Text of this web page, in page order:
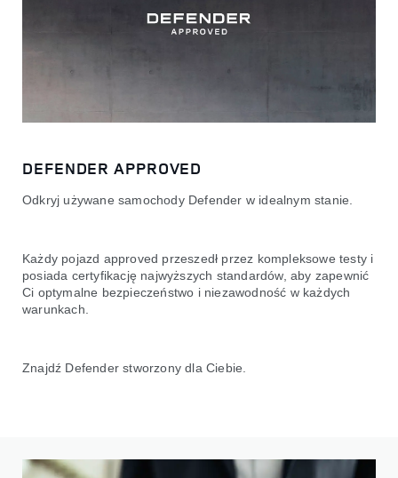
DEFENDER APPROVED
Odkryj używane samochody Defender w idealnym stanie.
Każdy pojazd approved przeszedł przez kompleksowe testy i
posiada certyfikację najwyższych standardów, aby zapewnić
Ci optymalne bezpieczeństwo i niezawodność w każdych
warunkach.
Znajdź Defender stworzony dla Ciebie.